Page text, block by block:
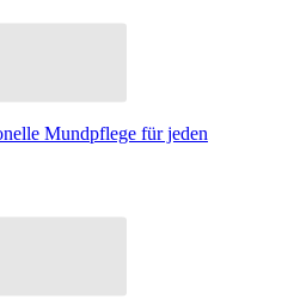
Mundpflege für jeden